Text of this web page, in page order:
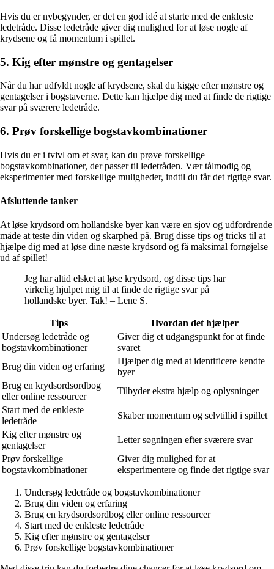
Hvis du er nybegynder, er det en god idé at starte med de enkleste
ledetråde. Disse ledetråde giver dig mulighed for at løse nogle af
krydsene og få momentum i spillet.
5. Kig efter mønstre og gentagelser
Når du har udfyldt nogle af krydsene, skal du kigge efter mønstre og
gentagelser i bogstaverne. Dette kan hjælpe dig med at finde de rigtige
svar på sværere ledetråde.
6. Prøv forskellige bogstavkombinationer
Hvis du er i tvivl om et svar, kan du prøve forskellige
bogstavkombinationer, der passer til ledetråden. Vær tålmodig og
eksperimenter med forskellige muligheder, indtil du får det rigtige svar.
Afsluttende tanker
At løse krydsord om hollandske byer kan være en sjov og udfordrende
måde at teste din viden og skarphed på. Brug disse tips og tricks til at
hjælpe dig med at løse dine næste krydsord og få maksimal fornøjelse
ud af spillet!
Jeg har altid elsket at løse krydsord, og disse tips har
virkelig hjulpet mig til at finde de rigtige svar på
hollandske byer. Tak! – Lene S.
Tips
Hvordan det hjælper
Undersøg ledetråde og
bogstavkombinationer
Giver dig et udgangspunkt for at finde
svaret
Brug din viden og erfaring
Hjælper dig med at identificere kendte
byer
Brug en krydsordsordbog
eller online ressourcer
Tilbyder ekstra hjælp og oplysninger
Start med de enkleste
ledetråde
Skaber momentum og selvtillid i spillet
Kig efter mønstre og
gentagelser
Letter søgningen efter sværere svar
Prøv forskellige
bogstavkombinationer
Giver dig mulighed for at
eksperimentere og finde det rigtige svar
Undersøg ledetråde og bogstavkombinationer
Brug din viden og erfaring
Brug en krydsordsordbog eller online ressourcer
Start med de enkleste ledetråde
Kig efter mønstre og gentagelser
Prøv forskellige bogstavkombinationer